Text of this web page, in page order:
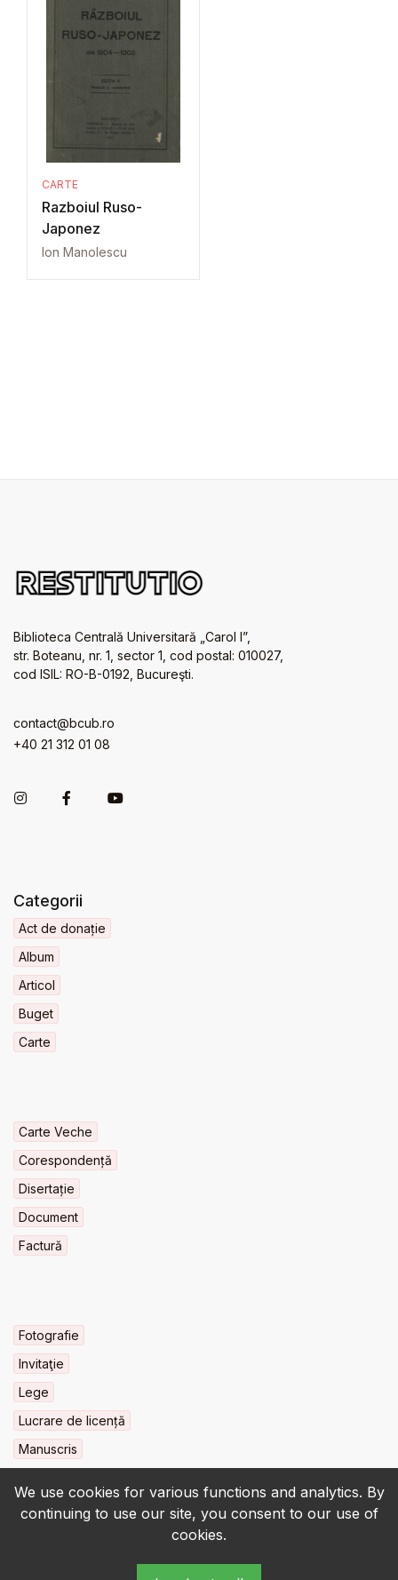
We use cookies for various functions and analytics. By
continuing to use our site, you consent to our use of
cookies.
CARTE
Razboiul Ruso-
Japonez
Ion Manolescu
Biblioteca Centrală Universitară „Carol I”,
str. Boteanu, nr. 1, sector 1, cod postal: 010027,
cod ISIL: RO-B-0192, Bucureşti.
contact@bcub.ro
+40 21 312 01 08
Categorii
Act de donație
Album
Articol
Buget
Carte
Carte Veche
Corespondență
Disertație
Document
Factură
Fotografie
Invitaţie
Lege
Lucrare de licență
Manuscris
© 2022-2026 • BCU „Carol I” - All rights reserved.